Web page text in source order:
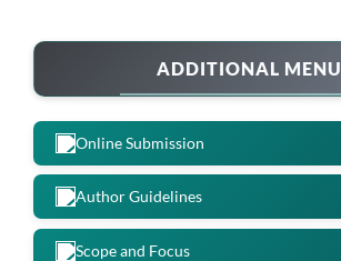
ADDITIONAL MENU
Online Submission
Author Guidelines
Scope and Focus